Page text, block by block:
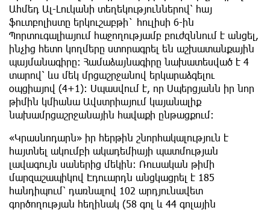
Ահմեդ Ալ-Լուկանի տեղեկություններով՝ հայ
ֆուտբոլիստը երկուշաբթի` հուլիսի 6-ին
Պորտուգալիայում հաջողությամբ բուժզննում է անցել,
ինչից հետո կողմերը ստորագրել են աշխատանքային
պայմանագիրը։ Համաձայնագիրը նախատեսված է 4
տարով՝ ևս մեկ մրցաշրջանով երկարաձգելու
օպցիայով (4+1): Սպասվում է, որ Սպերցյանն իր նոր
թիմին կմիանա Ավստրիայում կայանալիք
նախամրցաշրջանային հավաքի ընթացքում։
​«Կրասնոդարն» իր հերթին շնորհակալություն է
հայտնել ակումբի ակադեմիայի պատմության
լավագույն սաներից մեկին։ Ռուսական թիմի
մարզաշապիկով Էդուարդն անցկացրել է 185
հանդիպում՝ դառնալով 102 արդյունավետ
գործողության հեղինակ (58 գոլ և 44 գոլային